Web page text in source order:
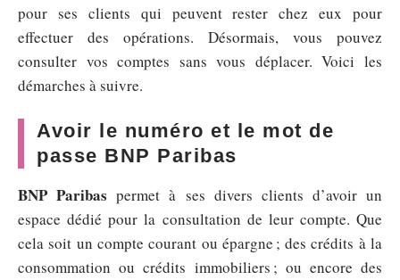
pour ses clients qui peuvent rester chez eux pour
effectuer des opérations. Désormais, vous pouvez
consulter vos comptes sans vous déplacer. Voici les
démarches à suivre.
Avoir le numéro et le mot de
passe BNP Paribas
BNP Paribas permet à ses divers clients d’avoir un
espace dédié pour la consultation de leur compte. Que
cela soit un compte courant ou épargne ; des crédits à la
consommation ou crédits immobiliers ; ou encore des